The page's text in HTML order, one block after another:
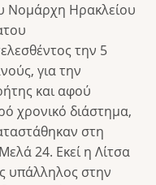
Νομάρχη Ηρακλείου
την 5
για την
και αφού
χρονικό διάστημα,
στη
24. Εκεί η Λίτσα
υπάλληλος στην